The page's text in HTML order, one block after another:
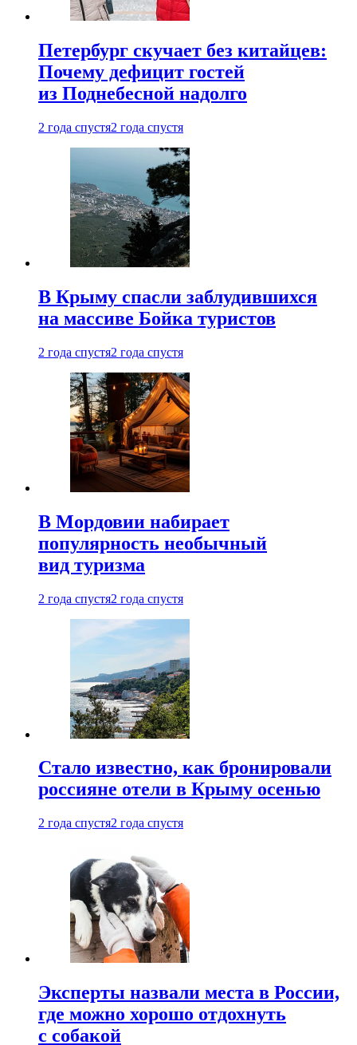
Петербург скучает без китайцев:
Почему дефицит гостей
из Поднебесной надолго
2 года спустя2 года спустя
В Крыму спасли заблудившихся
на массиве Бойка туристов
2 года спустя2 года спустя
В Мордовии набирает
популярность необычный
вид туризма
2 года спустя2 года спустя
Стало известно, как бронировали
россияне отели в Крыму осенью
2 года спустя2 года спустя
Эксперты назвали места в России,
где можно хорошо отдохнуть
с собакой